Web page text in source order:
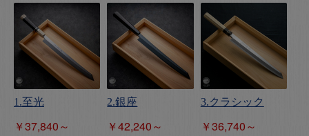
1.至光
￥37,840～
2.銀座
￥42,240～
3.クラシック
￥36,740～